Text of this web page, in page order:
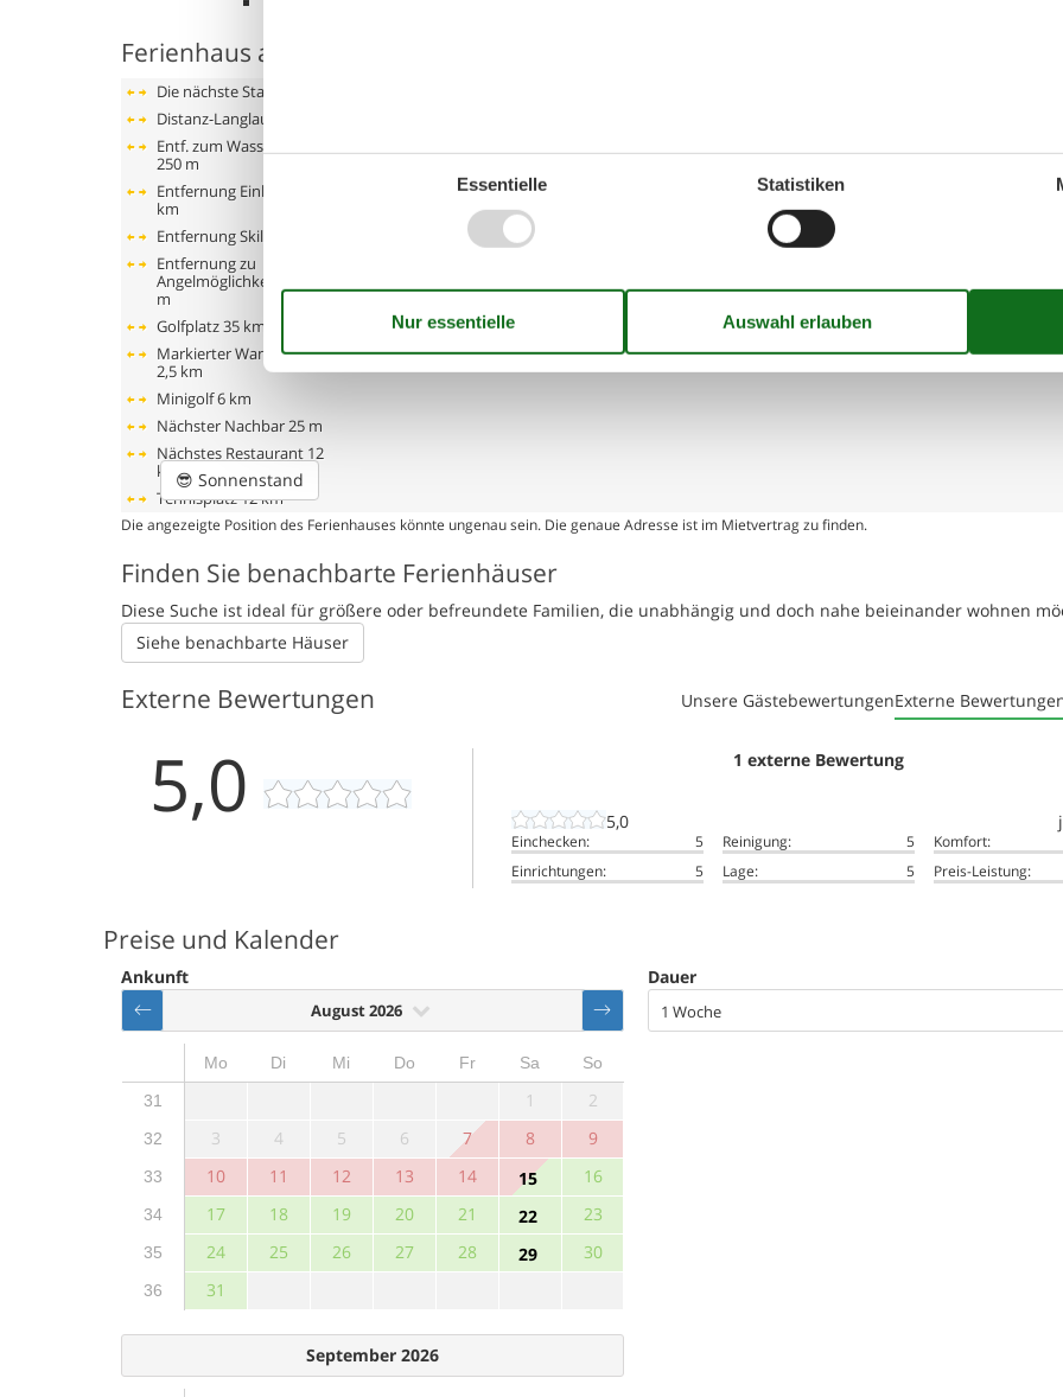
Ferienhaus auf der Karte und Entfernungen
Die nächste Stadt
Distanz-Langlauf
Entf. zum Wasser/Baden
250 m
Entfernung Einkauf
km
Entfernung Skilift
Entfernung zu
Angelmöglichkeiten
m
Golfplatz35 km
Markierter Wanderweg
2,5 km
Minigolf6 km
Nächster Nachbar25 m
Nächstes Restaurant 12
km
Tennisplatz12 km
😎 Sonnenstand
Die angezeigte Position des Ferienhauses könnte ungenau sein. Die genaue Adresse ist im Mietvertrag zu finden.
Finden Sie benachbarte Ferienhäuser
Diese Suche ist ideal für größere oder befreundete Familien, die unabhängig und doch nahe beieinander wohnen
Siehe benachbarte Häuser
Externe Bewertungen Unsere GästebewertungenExterne
5,0 1 externe Bewertung
5,0
Einchecken: 5 Reinigung: 5
Komfort:
Einrichtungen:
5 Lage: 5 Preis-Leistung:
Preise und Kalender
Ankunft
August 2026
Mo Di Mi Do Fr Sa
So
31
1 2
32 3 4 5 6 7 8 9
33 10 11 12 13 14 15 16
34 17 18 19 20 21 22 23
35 24 25 26 27 28 29 30
36 31
September 2026
Dauer
1 Woche
Essentielle Statistiken